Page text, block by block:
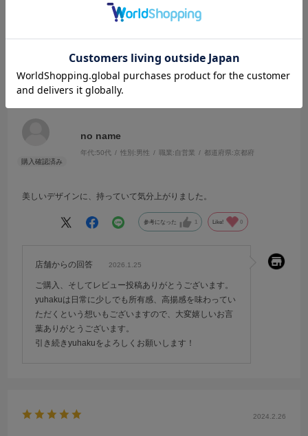
表示：新しい順
気分上がりました！
no name
年代:50代 性別:男性 職業:自営業 都道府県:京都府
美しいデザインに、持っていて気分上がりました。
参考になった Like! 0
店舗からの回答 2026.1.25
ご購入、そしてレビュー投稿ありがとうございます。
yuhakuは日常に少しでも所有感、高揚感を味わってい
ただくという想いもございますので、大変嬉しいお言
葉ありがとうございます。
引き続きyuhakuをよろしくお願いします！
2024.2.26